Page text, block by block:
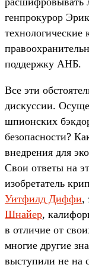
генпрокурор
технологические
поддержку АНБ.
Все эти
дискуссии.
шпионских
безопасности?
внедрения для
Свои ответы на
изобретатель
Уитфилд Диффи,
Шнайер,
в отличие от
многие другие
выступили не на